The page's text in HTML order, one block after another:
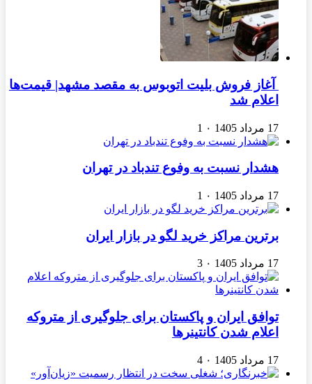
آغاز فروش بلیت اتوبوس به مقصد مشهد| قیمت‌ها
اعلام شد
17 مرداد 1405 ۰ 1
هشدار نسبت به وفوع تندباد در تهران
17 مرداد 1405 ۰ 1
برترین مراکز خرید لگو در بازار ایران
17 مرداد 1405 ۰ 3
توافق ایران و پاکستان برای جلوگیری از متروکه
اعلام شدن کانتینرها
17 مرداد 1405 ۰ 4